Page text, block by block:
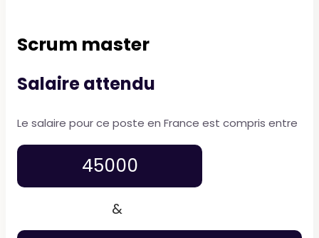
Scrum master
Salaire attendu
Le salaire pour ce poste en France est compris entre
45000
&